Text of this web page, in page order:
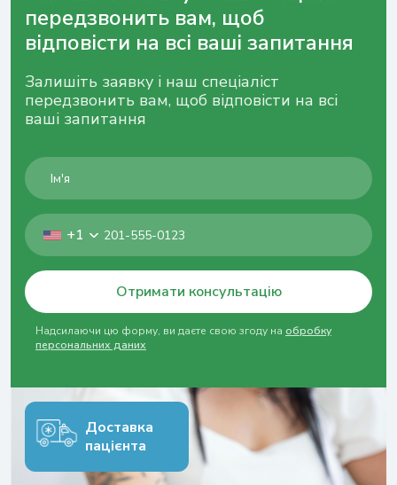
передзвонить вам, щоб
відповісти на всі ваші запитання
Залишіть заявку і наш спеціаліст
передзвонить вам, щоб відповісти на всі
ваші запитання
+1
Отримати консультацію
Надсилаючи цю форму, ви даєте свою згоду на обробку
персональних даних
Доставка
пацієнта